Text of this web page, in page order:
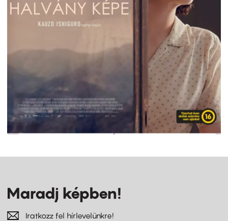
Maradj képben!
Iratkozz fel hírlevelünkre!